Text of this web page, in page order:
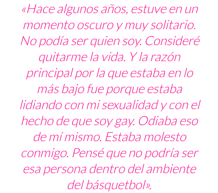
«Hace algunos años, estuve en un
momento oscuro y muy solitario.
No podía ser quien soy. Consideré
quitarme la vida. Y la razón
principal por la que estaba en lo
más bajo fue porque estaba
lidiando con mi sexualidad y con el
hecho de que soy gay. Odiaba eso
de mí mismo. Estaba molesto
conmigo. Pensé que no podría ser
esa persona dentro del ambiente
del básquetbol».